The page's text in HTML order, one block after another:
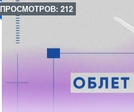
ПРОСМОТРОВ: 212